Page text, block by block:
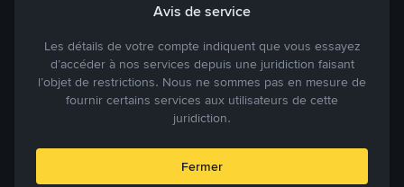
Avis de service
Les détails de votre compte indiquent que vous essayez
d’accéder à nos services depuis une juridiction faisant
l’objet de restrictions. Nous ne sommes pas en mesure de
fournir certains services aux utilisateurs de cette
juridiction.
Fermer